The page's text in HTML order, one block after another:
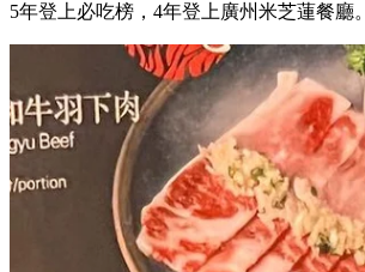
5年登上必吃榜，4年登上廣州米芝蓮餐廳。